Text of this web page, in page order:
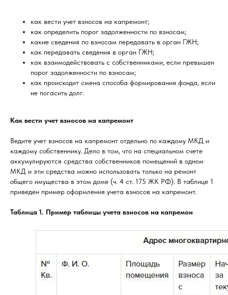
как вести учет взносов на капремонт;
как определить порог задолженности по взносам;
какие сведения по взносам передавать в орган ГЖН;
как передавать сведения в орган ГЖН;
как взаимодействовать с собственниками, если превышен
порог задолженности по взносам;
как происходит смена способа формирования фонда, если
не погасить долг.
Как вести учет взносов на капремонт
Ведите учет взносов на капремонт отдельно по каждому МКД и
каждому собственнику. Дело в том, что на специальном счете
аккумулируются средства собственников помещений в одном
МКД и эти средства можно использовать только на ремонт
общего имущества в этом доме (ч. 4 ст. 175 ЖК РФ). В таблице 1
приведен пример оформления учета взносов на капремонт.
Таблица 1. Пример таблицы учета взносов на капремон